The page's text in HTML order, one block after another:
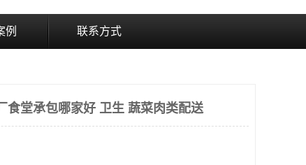
例 联系方式
食堂承包哪家好 卫生 蔬菜肉类配送